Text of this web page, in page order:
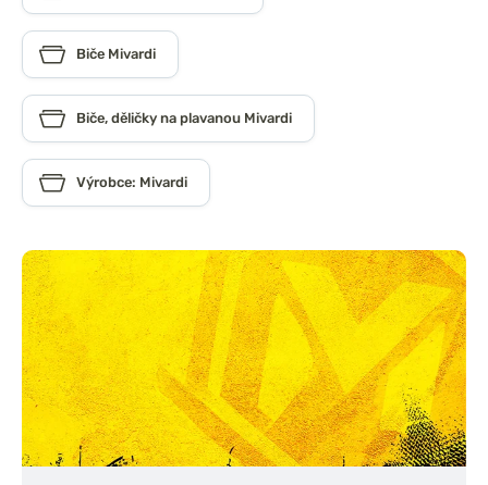
Biče Mivardi
Biče, děličky na plavanou Mivardi
Výrobce: Mivardi